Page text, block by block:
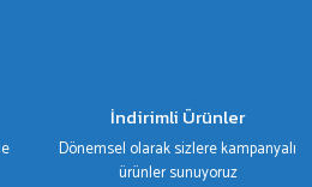
pahalı.
olmalı.
İndirimli Ürünler
Dönemsel olarak sizlere kampanyalı
ürünler sunuyoruz